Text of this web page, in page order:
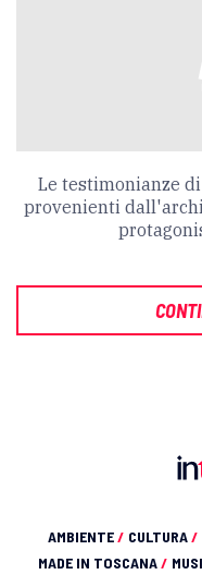
Le testimonianze
provenienti
AMBIENTE/ CULTURA/
MADE IN TOSCANA/